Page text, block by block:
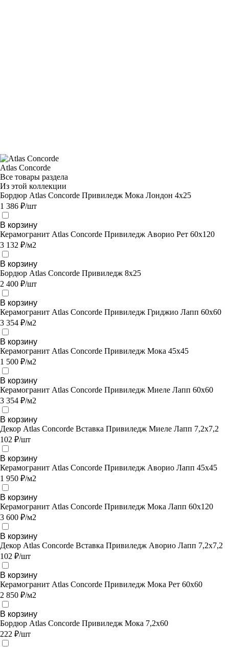
Atlas Concorde
Все товары раздела
Из этой коллекции
Бордюр Atlas Concorde Привиледж Мока Лондон 4х25
1 386 ₽/шт
В корзину
Керамогранит Atlas Concorde Привиледж Аворио Рет 60х120
3 132 ₽/м2
В корзину
Бордюр Atlas Concorde Привиледж 8х25
2 400 ₽/шт
В корзину
Керамогранит Atlas Concorde Привиледж Гриджио Лапп 60х60
3 354 ₽/м2
В корзину
Керамогранит Atlas Concorde Привиледж Мока 45х45
1 500 ₽/м2
В корзину
Керамогранит Atlas Concorde Привиледж Миеле Лапп 60х60
3 354 ₽/м2
В корзину
Декор Atlas Concorde Вставка Привиледж Миеле Лапп 7,2х7,2
102 ₽/шт
В корзину
Керамогранит Atlas Concorde Привиледж Аворио Лапп 45х45
1 950 ₽/м2
В корзину
Керамогранит Atlas Concorde Привиледж Мока Лапп 60х120
3 600 ₽/м2
В корзину
Декор Atlas Concorde Вставка Привиледж Аворио Лапп 7,2х7,2
102 ₽/шт
В корзину
Керамогранит Atlas Concorde Привиледж Мока Рет 60х60
2 850 ₽/м2
В корзину
Бордюр Atlas Concorde Привиледж Мока 7,2х60
222 ₽/шт